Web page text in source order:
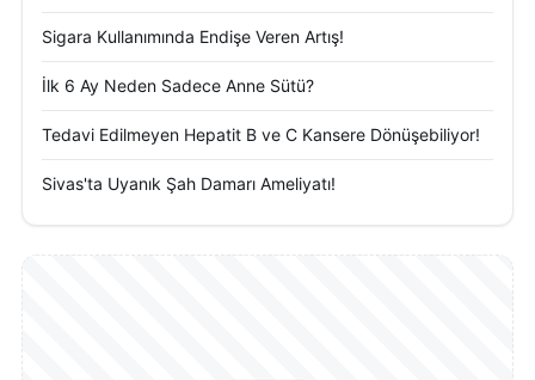
Sigara Kullanımında Endişe Veren Artış!
İlk 6 Ay Neden Sadece Anne Sütü?
Tedavi Edilmeyen Hepatit B ve C Kansere Dönüşebiliyor!
Sivas'ta Uyanık Şah Damarı Ameliyatı!